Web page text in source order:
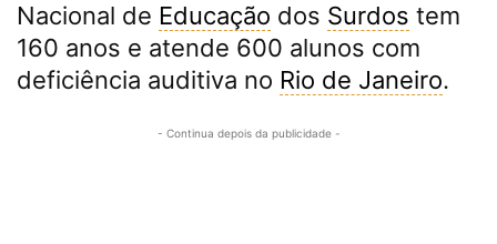
Nacional de Educação dos Surdos tem
160 anos e atende 600 alunos com
deficiência auditiva no Rio de Janeiro.
- Continua depois da publicidade -